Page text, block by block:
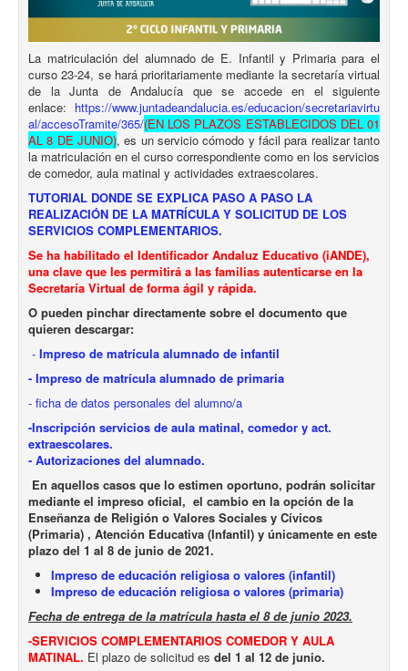
La matriculación del alumnado de E. Infantil y Primaria para el
curso 23-24, se hará prioritariamente mediante la secretaría virtual
de la Junta de Andalucía que se accede en el siguiente
enlace: https://www.juntadeandalucia.es/educacion/secretariavirtu
al/accesoTramite/365/(EN LOS PLAZOS ESTABLECIDOS DEL 01
AL 8 DE JUNIO), es un servicio cómodo y fácil para realizar tanto
la matriculación en el curso correspondiente como en los servicios
de comedor, aula matinal y actividades extraescolares.
TUTORIAL DONDE SE EXPLICA PASO A PASO LA
REALIZACIÓN DE LA MATRÍCULA Y SOLICITUD DE LOS
SERVICIOS COMPLEMENTARIOS.
Se ha habilitado el Identificador Andaluz Educativo (iANDE),
una clave que les permitirá a las familias autenticarse en la
Secretaría Virtual de forma ágil y rápida.
O pueden pinchar directamente sobre el documento que
quieren descargar:
- Impreso de matrícula alumnado de infantil
- Impreso de matrícula alumnado de primaria
- ficha de datos personales del alumno/a
-Inscripción servicios de aula matinal, comedor y act.
extraescolares.
- Autorizaciones del alumnado.
En aquellos casos que lo estimen oportuno, podrán solicitar
mediante el impreso oficial, el cambio en la opción de la
Enseñanza de Religión o Valores Sociales y Cívicos
(Primaria) , Atención Educativa (Infantil) y únicamente en este
plazo del 1 al 8 de junio de 2021.
Impreso de educación religiosa o valores (infantil)
Impreso de educación religiosa o valores (primaria)
Fecha de entrega de la matrícula hasta el 8 de junio 2023.
-SERVICIOS COMPLEMENTARIOS COMEDOR Y AULA
MATINAL. El plazo de solicitud es del 1 al 12 de junio.